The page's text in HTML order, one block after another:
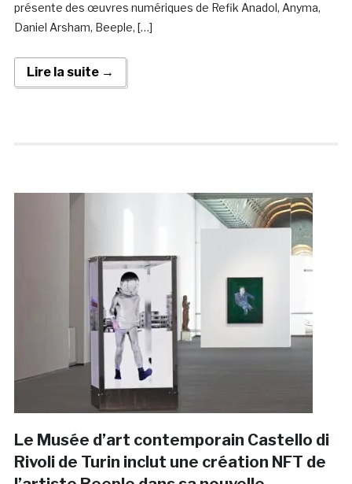
présente des œuvres numériques de Refik Anadol, Anyma,
Daniel Arsham, Beeple, […]
Lire la suite →
Le Musée d’art contemporain Castello di
Rivoli de Turin inclut une création NFT de